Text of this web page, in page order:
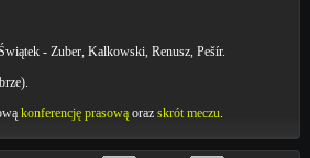
- Zuber, Kalkowski, Renusz, Pešír.
konferencję prasowąoraz skrót meczu.